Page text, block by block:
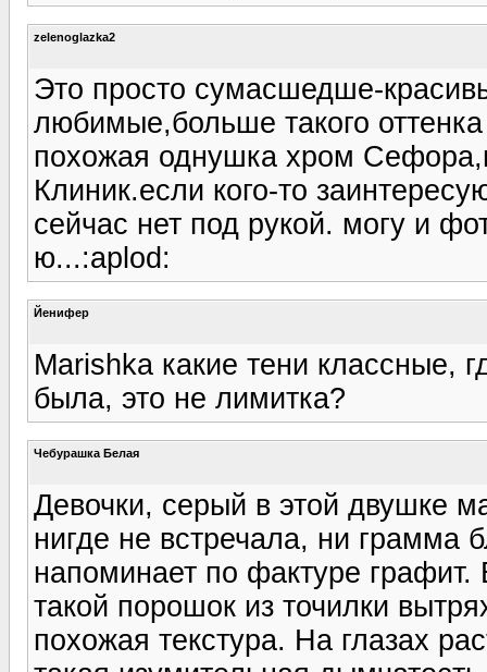
zelenoglazka2
Это просто сумасшедше-
любимые,больше такого
похожая однушка хром
Клиник.если кого-то
сейчас нет под рукой. могу и
ю...:aplod:
Йенифер
Marishka какие тени классные,
была, это не лимитка?
Чебурашка Белая
Девочки, серый в этой двушке
нигде не встречала, ни грамма
напоминает по фактуре
такой порошок из точилки
похожая текстура. На глазах